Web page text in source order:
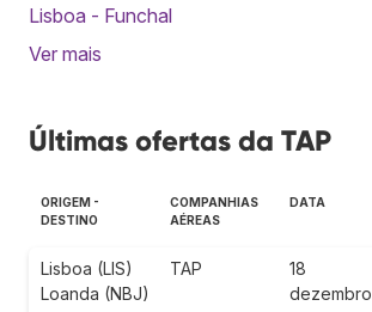
Lisboa - Funchal
Ver mais
Últimas ofertas da TAP
ORIGEM -
DESTINO
COMPANHIAS
AÉREAS
DATA
Lisboa (LIS)
Loanda (NBJ)
TAP
18
dezembro